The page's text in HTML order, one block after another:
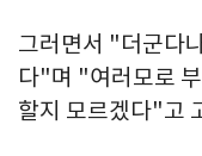
그러면서 "더군다
다"며 "여러모로
할지 모르겠다"고